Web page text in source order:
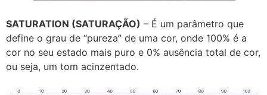
SATURATION (SATURAÇÃO) – É um parâmetro que
define o grau de “pureza” de uma cor, onde 100% é a
cor no seu estado mais puro e 0% ausência total de cor,
ou seja, um tom acinzentado.